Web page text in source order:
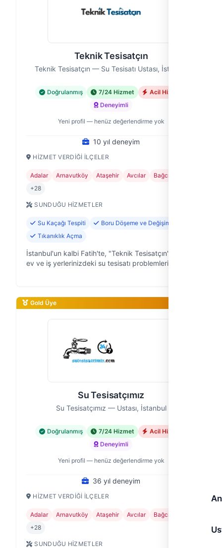
Teknik Tesisatçın
Teknik Tesisatçın — Su Tesisatı Ustası, İstanbul
Doğrulanmış 7/24 Hizmet
Acil Hizmet
Deneyimli
Yeni profil — henüz değerlendirme yok
10 yıl deneyim
HIZMET VERDIĞI İLÇELER
Adalar Arnavutköy Ataşehir Avcılar
Bağcılar
+28
SUNDUĞU HIZMETLER
Su Kaçağı Tespiti
Boru Döşeme ve Değişimi
Tıkanıklık Açma
İstanbul'un kalbi Fatih'te, "Teknik Tesisatçın" olarak
ev ve iş yerlerinizdeki su tesisatı problemlerine
Gold Üye
Su Tesisatçımız
Su Tesisatçımız — Ustası, İstanbul
Doğrulanmış 7/24 Hizmet
Acil Hizmet
Deneyimli
Yeni profil — henüz değerlendirme yok
36 yıl deneyim
HIZMET VERDIĞI İLÇELER
Adalar Arnavutköy Ataşehir Avcılar
Bağcılar
+28
SUNDUĞU HIZMETLER